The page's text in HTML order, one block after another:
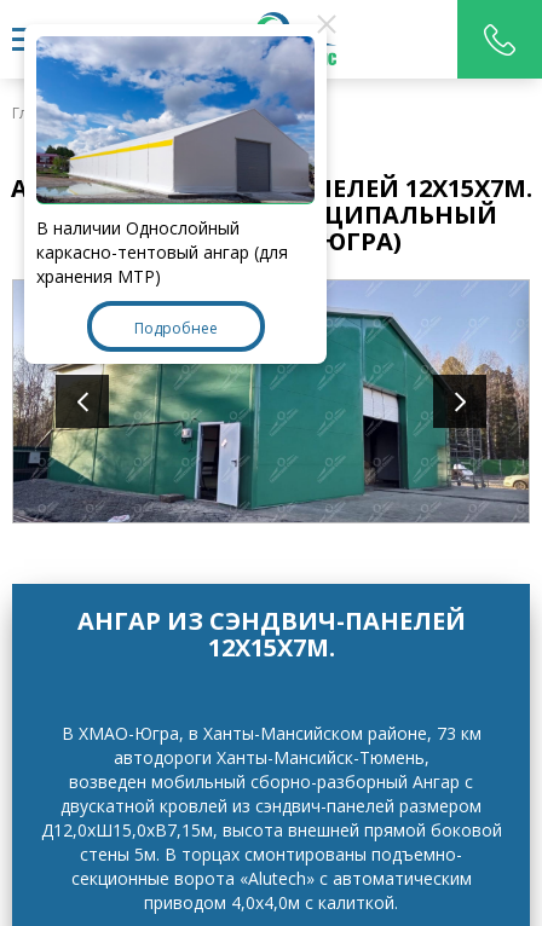
Главная > Наши работы
АНГАР ИЗ СЭНДВИЧ-ПАНЕЛЕЙ 12Х15Х7М.
(Г. ЯРКОВСКИЙ МУНИЦИПАЛЬНЫЙ
ОКРУГ, ХМАО-ЮГРА)
АНГАР ИЗ СЭНДВИЧ-ПАНЕЛЕЙ
12Х15Х7М.
В ХМАО-Югра, в Ханты-Мансийском районе, 73 км
автодороги Ханты-Мансийск-Тюмень,
возведен мобильный сборно-разборный Ангар с
двускатной кровлей из сэндвич-панелей размером
Д12,0хШ15,0хВ7,15м, высота внешней прямой боковой
стены 5м. В торцах смонтированы подъемно-
секционные ворота «Alutech» с автоматическим
приводом 4,0х4,0м с калиткой.
В наличии Однослойный
каркасно-тентовый ангар (для
хранения МТР)
Подробнее